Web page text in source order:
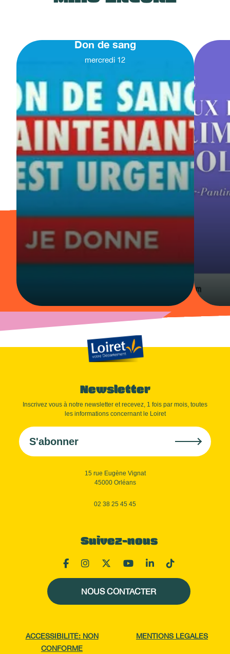
Don de sang
mercredi 12
Newsletter
Inscrivez vous à notre newsletter et recevez, 1 fois par mois, toutes
les informations concernant le Loiret
S'abonner
15 rue Eugène Vignat
45000 Orléans
02 38 25 45 45
Suivez-nous
NOUS CONTACTER
ACCESSIBILITÉ: NON
CONFORME
MENTIONS LÉGALES